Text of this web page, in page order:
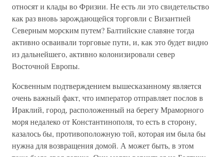
относят и клады во Фризии. Не есть ли это свидетельство
как раз вновь зарождающейся торговли с Византией
Северным морским путем? Балтийские славяне тогда
активно осваивали торговые пути, и, как это будет видно
из дальнейшего, активно колонизировали север
Восточной Европы.
Косвенным подтверждением вышесказанному является
очень важный факт, что император отправляет послов в
Ираклий, город, расположенный на берегу Мраморного
моря недалеко от Константинополя, то есть в сторону,
казалось бы, противоположную той, которая им была бы
нужна для возвращения домой. А может быть, в этом